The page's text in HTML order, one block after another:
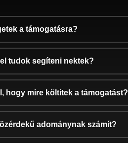
a támogatásra?
tudok segíteni nektek?
hogy mire költitek a támogatást?
adománynak számít?